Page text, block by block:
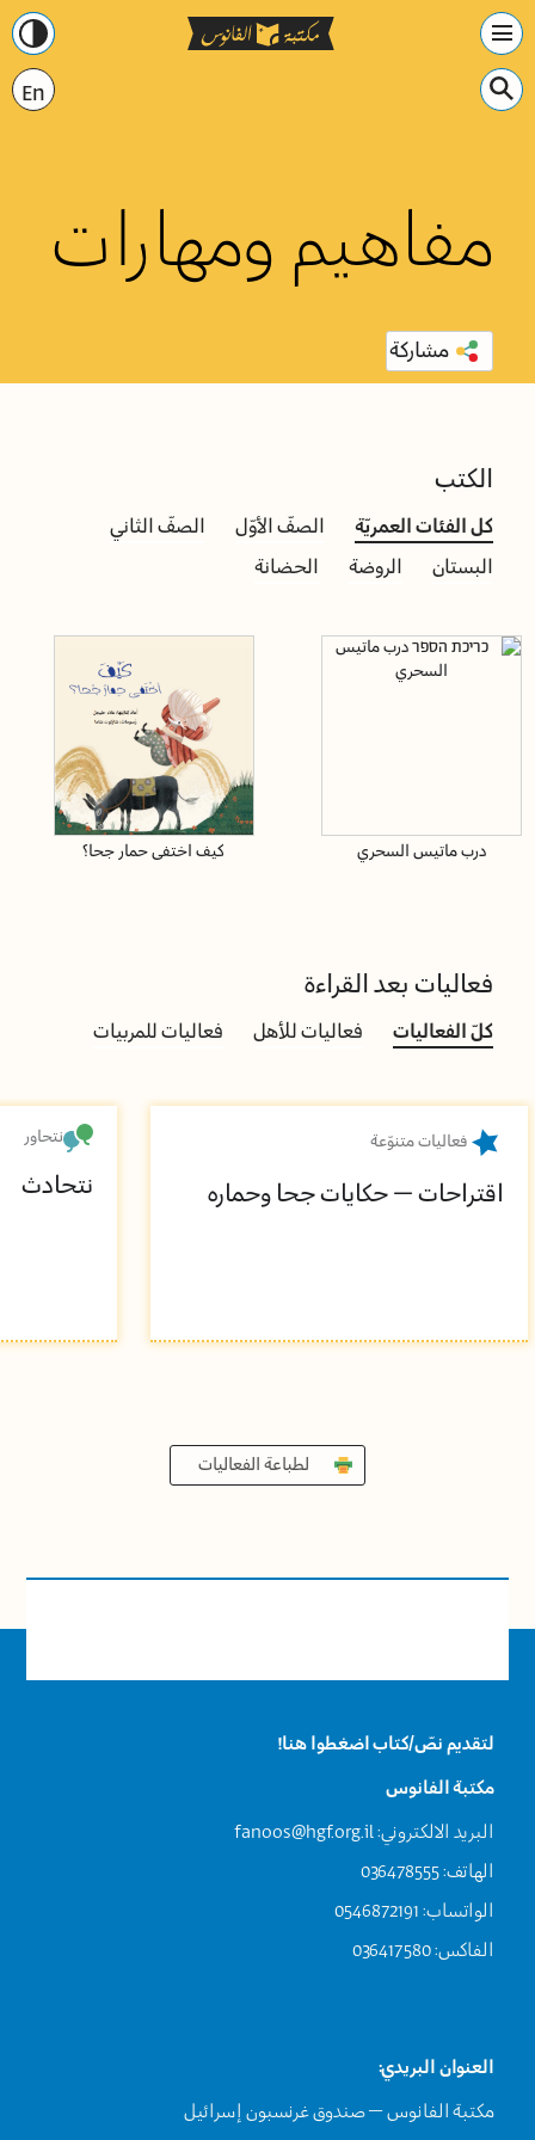
En
مفاهيم ومهارات
مشاركة
الكتب
كل الفئات العمريّة الصفّ الأوّل
الصفّ الثاني
البستان
الروضة الحضانة
درب ماتيس السحري كيف اختفى حمار جحا؟
فعاليات بعد القراءة
كلّ الفعاليات فعاليات للأهل فعاليات للمربيات
فعاليات متنوّعة
اقتراحات – حكايات جحا وحماره
نتحاور
نتحادث
لطباعة الفعاليات
لتقديم نصّ/كتاب اضغطوا هنا!
مكتبة الفانوس
البريد الالكتروني:fanoos@hgf.org.il
الهاتف: 036478555
الواتساب: 0546872191
الفاكس: 036417580
العنوان البريدي:
مكتبة الفانوس – صندوق غرنسبون إسرائيل